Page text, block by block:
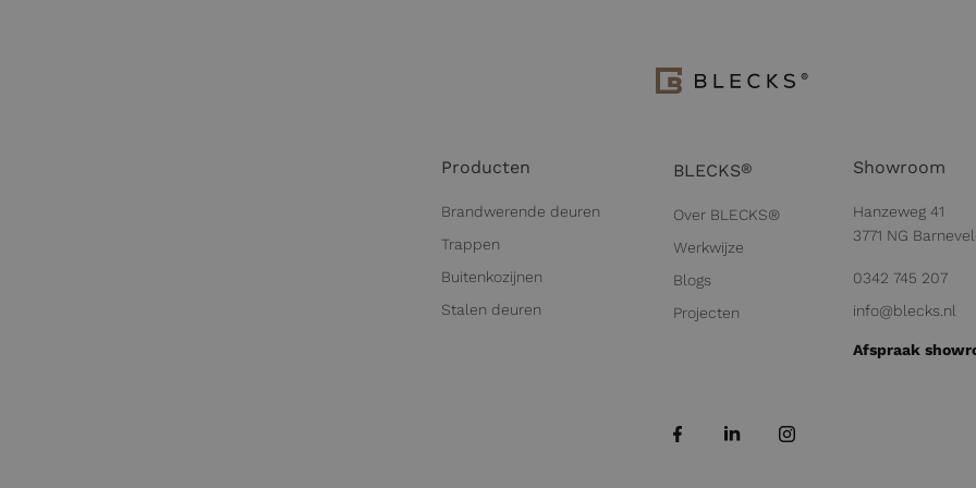
Producten
Brandwerende deuren
Trappen
Buitenkozijnen
Stalen deuren
BLECKS®
Over BLECKS®
Werkwijze
Blogs
Projecten
Showroom
Hanzeweg 41
3771 NG
0342 745 207
info@blecks.nl
Afspraak